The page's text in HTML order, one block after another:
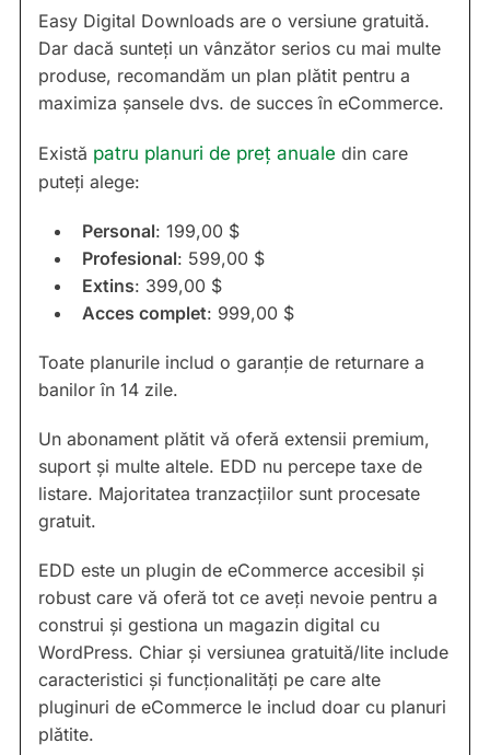
Easy Digital Downloads are o versiune gratuită.
Dar dacă sunteți un vânzător serios cu mai multe
produse, recomandăm un plan plătit pentru a
maximiza șansele dvs. de succes în eCommerce.
Există patru planuri de preț anuale din care
puteți alege:
Personal: 199,00 $
Profesional: 599,00 $
Extins: 399,00 $
Acces complet: 999,00 $
Toate planurile includ o garanție de returnare a
banilor în 14 zile.
Un abonament plătit vă oferă extensii premium,
suport și multe altele. EDD nu percepe taxe de
listare. Majoritatea tranzacțiilor sunt procesate
gratuit.
EDD este un plugin de eCommerce accesibil și
robust care vă oferă tot ce aveți nevoie pentru a
construi și gestiona un magazin digital cu
WordPress. Chiar și versiunea gratuită/lite include
caracteristici și funcționalități pe care alte
pluginuri de eCommerce le includ doar cu planuri
plătite.